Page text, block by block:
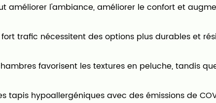
améliorer l'ambiance, améliorer le confort et
trafic nécessitent des options plus durables et
favorisent les textures en peluche, tandis
tapis hypoallergéniques avec des émissions de